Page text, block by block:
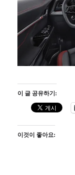
이 글 공유하기:
이것이 좋아요: